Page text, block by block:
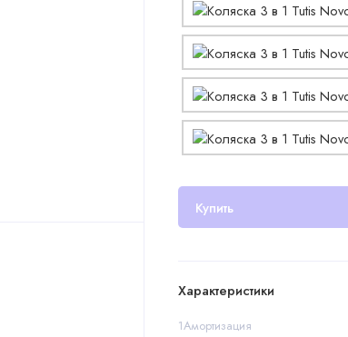
Купить
Характеристики
1Амортизация